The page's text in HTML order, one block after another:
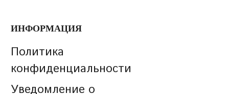
ИНФОРМАЦИЯ
Политика
конфиденциальности
Уведомление о